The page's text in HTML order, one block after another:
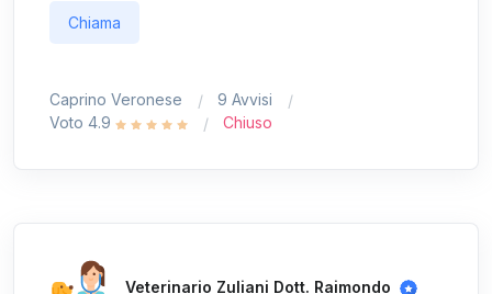
Chiama
Caprino Veronese
9 Avvisi
Voto 4.9
Chiuso
Veterinario Zuliani Dott. Raimondo